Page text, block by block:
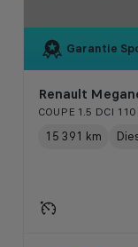
Garantie
Renault
COUPE 1.5 DCI
15 391 km